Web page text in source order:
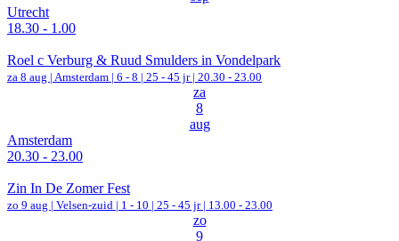
Utrecht
18.30 - 1.00
Roel c Verburg & Ruud Smulders in Vondelpark
za 8 aug | Amsterdam | 6 - 8 | 25 - 45 jr | 20.30 - 23.00
za
8
aug
Amsterdam
20.30 - 23.00
Zin In De Zomer Fest
zo 9 aug | Velsen-zuid | 1 - 10 | 25 - 45 jr | 13.00 - 23.00
zo
9